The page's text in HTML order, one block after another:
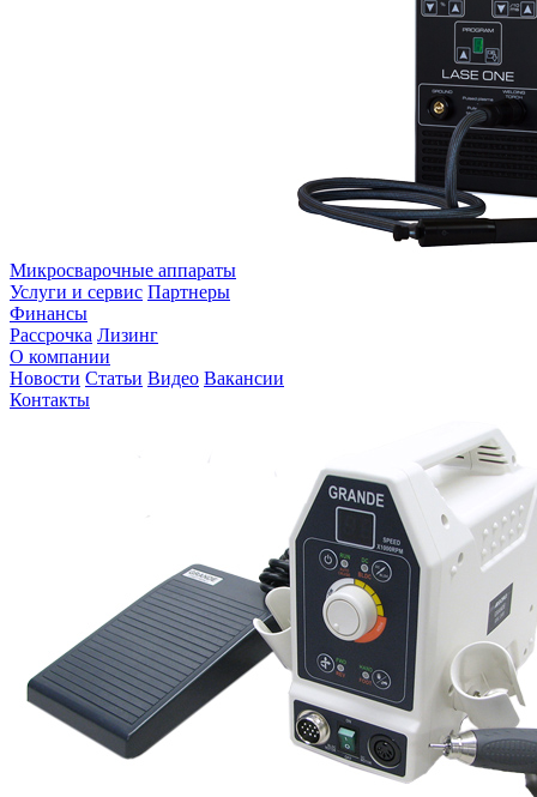
Микросварочные аппараты
Услуги и сервис Партнеры
Финансы
Рассрочка Лизинг
О компании
Новости Статьи Видео Вакансии
Контакты